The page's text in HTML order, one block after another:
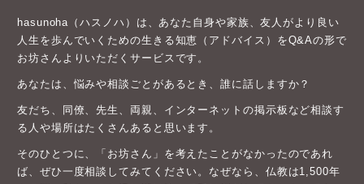
hasunoha（ハスノハ）は、あなた自身や家族、友人がより良い
人生を歩んでいくための生きる知恵（アドバイス）をQ&Aの形で
お坊さんよりいただくサービスです。
あなたは、悩みや相談ごとがあるとき、誰に話しますか？
友だち、同僚、先生、両親、インターネットの掲示板など相談す
る人や場所はたくさんあると思います。
そのひとつに、「お坊さん」を考えたことがなかったのであれ
ば、ぜひ一度相談してみてください。なぜなら、仏教は1,500年